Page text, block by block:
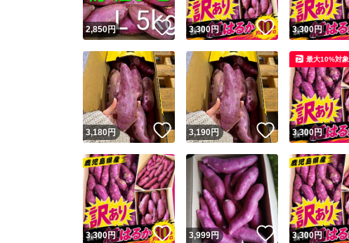
2,850円 いいね！
3,300円 いいね！
3,300円
3,180円 いいね！
3,190円 いいね！
3,300円
最大10%対象
3,300円 いいね！
3,999円 いいね！
3,300円